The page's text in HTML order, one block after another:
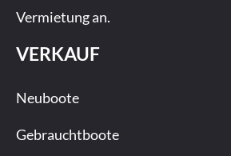
Vermietung an.
VERKAUF
Neuboote
Gebrauchtboote